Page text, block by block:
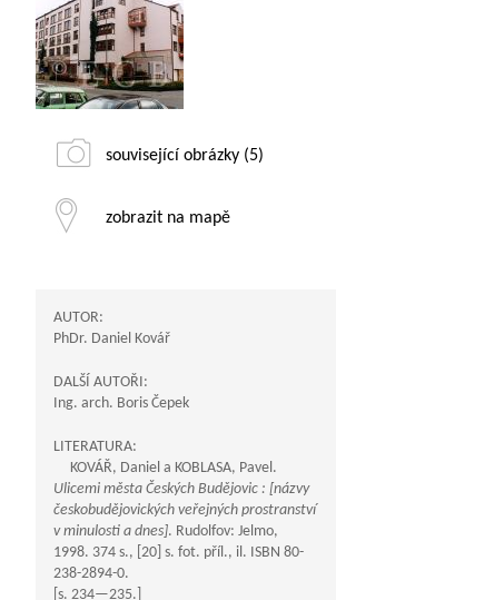
související obrázky (5)
zobrazit na mapě
AUTOR:
PhDr. Daniel Kovář
DALŠÍ AUTOŘI:
Ing. arch. Boris Čepek
LITERATURA:
KOVÁŘ, Daniel a KOBLASA, Pavel.
Ulicemi města Českých Budějovic : [názvy
českobudějovických veřejných prostranství
v minulosti a dnes]. Rudolfov: Jelmo,
1998. 374 s., [20] s. fot. příl., il. ISBN 80-
238-2894-0.
[s. 234—235.]